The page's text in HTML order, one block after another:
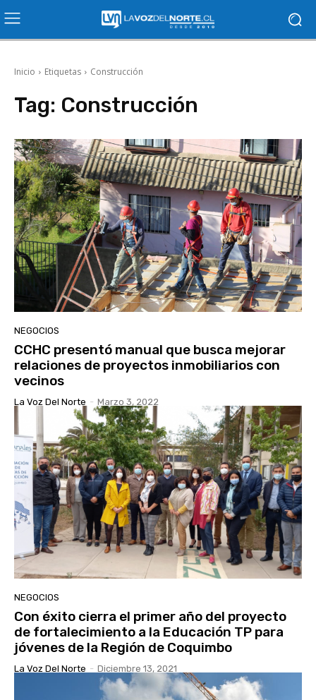
Inicio Etiquetas Construcción
Tag: Construcción
NEGOCIOS
CCHC presentó manual que busca mejorar
relaciones de proyectos inmobiliarios con
vecinos
La Voz Del Norte - Marzo 3, 2022
NEGOCIOS
Con éxito cierra el primer año del proyecto
de fortalecimiento a la Educación TP para
jóvenes de la Región de Coquimbo
La Voz Del Norte - Diciembre 13, 2021